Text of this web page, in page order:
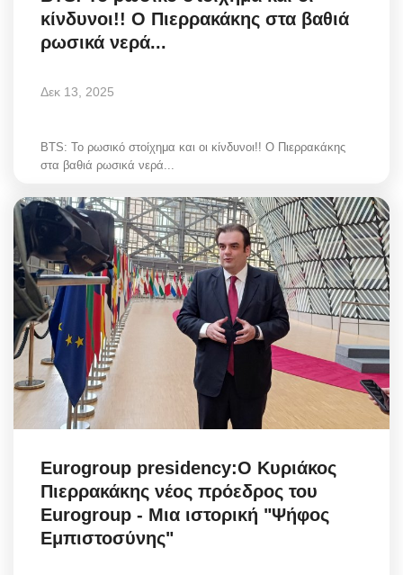
κίνδυνοι!! O Πιερρακάκης στα βαθιά
ρωσικά νερά...
Δεκ 13, 2025
BTS: Το ρωσικό στοίχημα και οι κίνδυνοι!! O Πιερρακάκης
στα βαθιά ρωσικά νερά...
Eurogroup presidency:Ο Κυριάκος
Πιερρακάκης νέος πρόεδρος του
Eurogroup - Μια ιστορική "Ψήφος
Εμπιστοσύνης"